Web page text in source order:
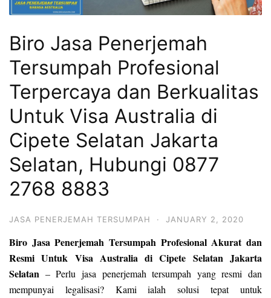
Biro Jasa Penerjemah
Tersumpah Profesional
Terpercaya dan Berkualitas
Untuk Visa Australia di
Cipete Selatan Jakarta
Selatan, Hubungi 0877
2768 8883
JASA PENERJEMAH TERSUMPAH · JANUARY 2, 2020
Biro Jasa Penerjemah Tersumpah Profesional Akurat dan
Resmi Untuk Visa Australia di Cipete Selatan Jakarta
Selatan – Perlu jasa penerjemah tersumpah yang resmi dan
mempunyai legalisasi? Kami ialah solusi tepat untuk